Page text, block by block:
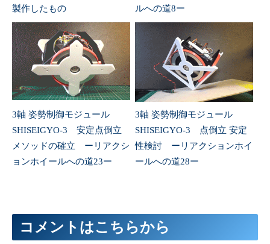
製作したもの
ルへの道8ー
3軸 姿勢制御モジュール
SHISEIGYO-3 安定点倒立
メソッドの確立 ーリアクシ
ョンホイールへの道23ー
3軸 姿勢制御モジュール
SHISEIGYO-3 点倒立 安定
性検討 ーリアクションホイ
ールへの道28ー
コメントはこちらから